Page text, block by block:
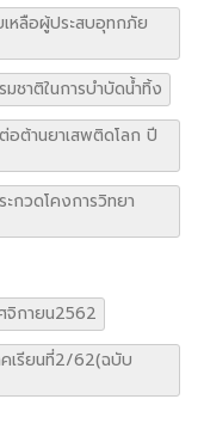
หลือผู้ประสบอุทกภัย
ชาติในการบำบัดน้ำทิ้ง
อต้านยาเสพติดโลก ปี
กวดโคงการวิทยา
จิกายน2562
คเรียนที่2/62(ฉบับ